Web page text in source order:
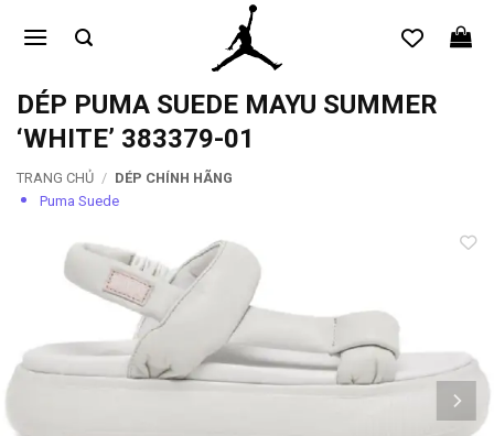
qua
dungDÉP PUMA SUEDE MAYU SUMMER
‘WHITE’ 383379-01
TRANG CHỦ / DÉP CHÍNH HÃNG
Puma Suede